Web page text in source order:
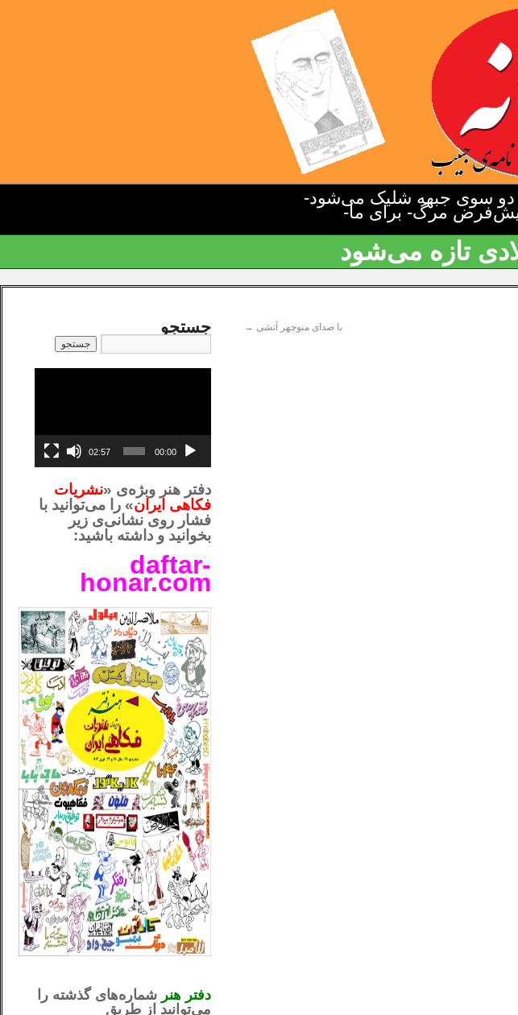
دو سوی جبهه شلیک می‌شود-
مرگ- برای ما-
تازه می‌شود
با صدای منوچهر آتشی → جستجو
00:00
02:57
دفتر هنر وبژه‌ی «نشریات
فکاهی ایران» را می‌توانید با
فشار روی نشانی‌ی زیر
بخوانید و داشته باشید:
daftar-
honar.com
دفتر هنر شماره‌های گذشته را
می‌توانید از طریق